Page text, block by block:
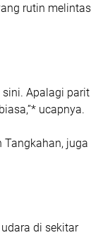
rutin melintas
sini. Apalagi parit
ucapnya.
Tangkahan, juga
di sekitar